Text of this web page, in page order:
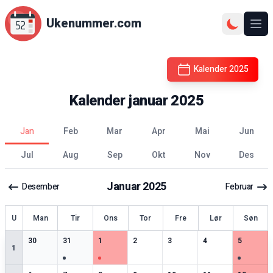
Ukenummer.com
Kalender2025
Kalenderjanuar2025
jan feb mar apr mai
jun
jul
aug sep okt nov des
Desember Januar2025 Februar
Uke Man Tir Ons Tor Fre Lør Søn
1
30
3spesielle datoer
31
1spesielle datoer
13 spesielle datoer
2
3spesielle datoer
3
2spesielle datoer
4
3spesielle datoer
5
4